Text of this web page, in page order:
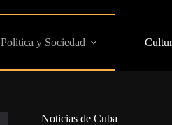
Política y Sociedad
Noticias de Cuba